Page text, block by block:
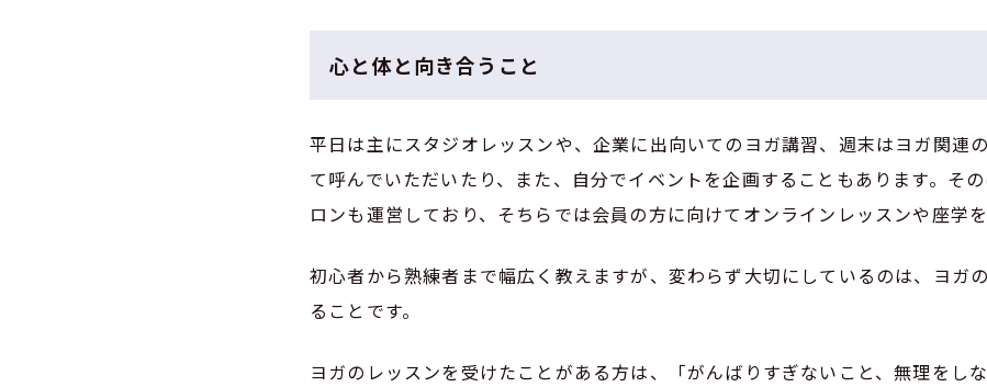
心と体と向き合うこと
平日は主にスタジオレッスンや、企業に出向いてのヨガ講習、週末はヨガ関連
て呼んでいただいたり、また、自分でイベントを企画することもあります。そ
ロンも運営しており、そちらでは会員の方に向けてオンラインレッスンや座学を
初心者から熟練者まで幅広く教えますが、変わらず大切にしているのは、ヨガ
ることです。
ヨガのレッスンを受けたことがある方は、「がんばりすぎないこと、無理をし